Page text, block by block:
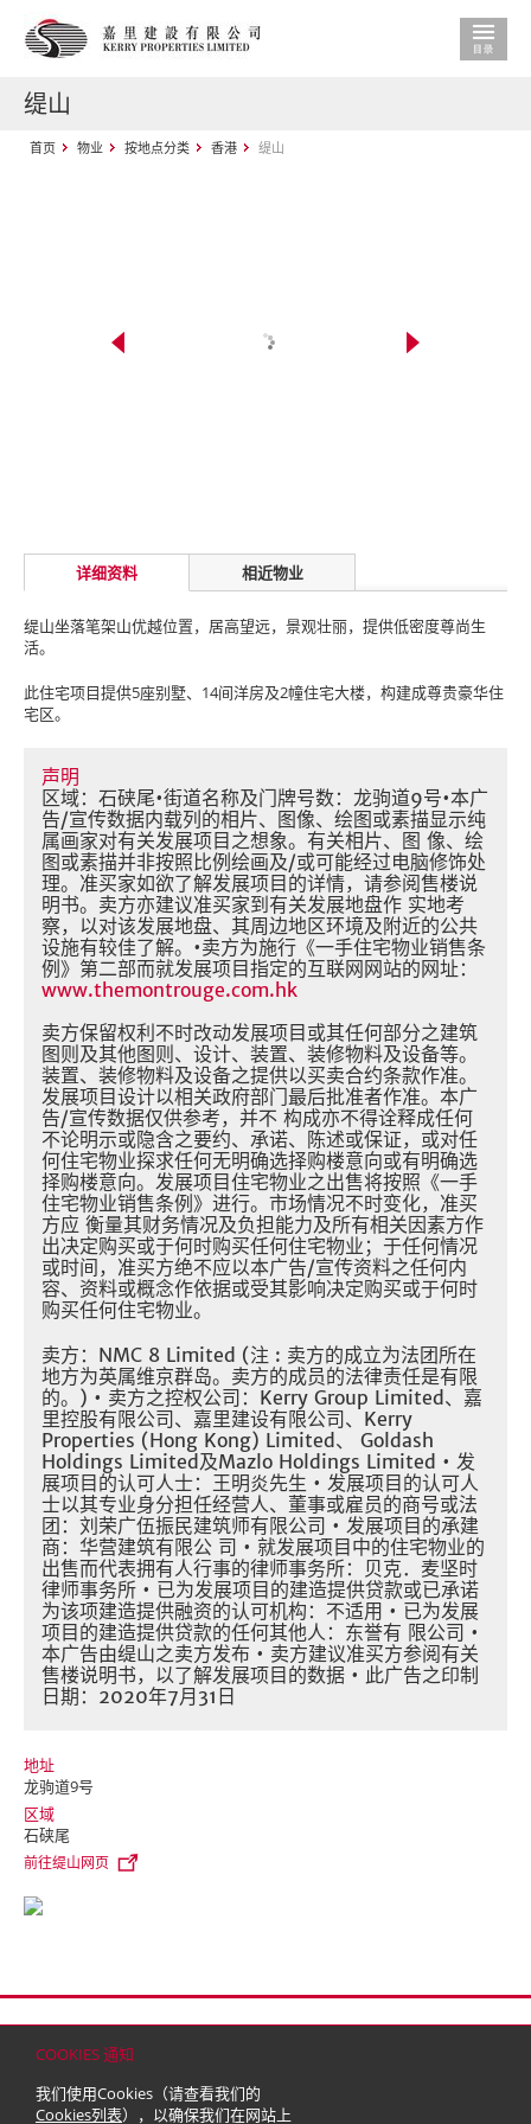
COOKIES 通知
我们使用Cookies（请查看我们的
Cookies列表），以确保我们在网站上
缇山
首页 物业 按地点分类 香港 缇山
详细资料 相近物业
缇山坐落笔架山优越位置，居高望远，景观壮丽，提供低密度尊尚生
活。
此住宅项目提供5座别墅、14间洋房及2幢住宅大楼，构建成尊贵豪华住
宅区。
声明
区域：石硖尾•街道名称及门牌号数：龙驹道9号•本广
告/宣传数据内载列的相片、图像、绘图或素描显示纯
属画家对有关发展项目之想象。有关相片、图 像、绘
图或素描并非按照比例绘画及/或可能经过电脑修饰处
理。准买家如欲了解发展项目的详情，请参阅售楼说
明书。卖方亦建议准买家到有关发展地盘作 实地考
察，以对该发展地盘、其周边地区环境及附近的公共
设施有较佳了解。•卖方为施行《一手住宅物业销售条
例》第二部而就发展项目指定的互联网网站的网址：
www.themontrouge.com.hk
卖方保留权利不时改动发展项目或其任何部分之建筑
图则及其他图则、设计、装置、装修物料及设备等。
装置、装修物料及设备之提供以买卖合约条款作准。
发展项目设计以相关政府部门最后批准者作准。本广
告/宣传数据仅供参考，并不 构成亦不得诠释成任何
不论明示或隐含之要约、承诺、陈述或保证，或对任
何住宅物业探求任何无明确选择购楼意向或有明确选
择购楼意向。发展项目住宅物业之出售将按照《一手
住宅物业销售条例》进行。市场情况不时变化，准买
方应 衡量其财务情况及负担能力及所有相关因素方作
出决定购买或于何时购买任何住宅物业；于任何情况
或时间，准买方绝不应以本广告/宣传资料之任何内
容、资料或概念作依据或受其影响决定购买或于何时
购买任何住宅物业。
卖方：NMC 8 Limited (注 : 卖方的成立为法团所在
地方为英属维京群岛。卖方的成员的法律责任是有限
的。) • 卖方之控权公司：Kerry Group Limited、嘉
里控股有限公司、嘉里建设有限公司、Kerry
Properties (Hong Kong) Limited、 Goldash
Holdings Limited及Mazlo Holdings Limited • 发
展项目的认可人士：王明炎先生 • 发展项目的认可人
士以其专业身分担任经营人、董事或雇员的商号或法
团：刘荣广伍振民建筑师有限公司 • 发展项目的承建
商：华营建筑有限公 司 • 就发展项目中的住宅物业的
出售而代表拥有人行事的律师事务所：贝克．麦坚时
律师事务所 • 已为发展项目的建造提供贷款或已承诺
为该项建造提供融资的认可机构：不适用 • 已为发展
项目的建造提供贷款的任何其他人：东誉有 限公司 •
本广告由缇山之卖方发布 • 卖方建议准买方参阅有关
售楼说明书，以了解发展项目的数据 • 此广告之印制
日期：2020年7月31日
地址
龙驹道9号
区域
石硖尾
前往缇山网页
© 2026 嘉里建设有限公司 (于百慕达注册成立之有限公司)